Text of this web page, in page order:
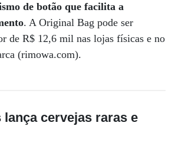
de botão que facilita a
. A Original Bag pode ser
de R$ 12,6 mil nas lojas físicas e no
(rimowa.com).
lança cervejas raras e